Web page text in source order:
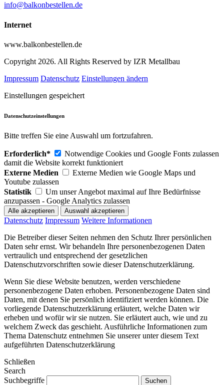
info@balkonbestellen.de
Internet
www.balkonbestellen.de
Copyright 2026. All Rights Reserved by IZR Metallbau
Impressum Datenschutz Einstellungen ändern
Einstellungen gespeichert
Datenschutzeinstellungen
Bitte treffen Sie eine Auswahl um fortzufahren.
Erforderlich*
Notwendige Cookies und Google Fonts zulassen
damit die Website korrekt funktioniert
Externe Medien
Externe Medien wie Google Maps und
Youtube zulassen
Statistik
Um unser Angebot maximal auf Ihre Bedürfnisse
anzupassen - Google Analytics zulassen
Datenschutz Impressum Weitere Informationen
Die Betreiber dieser Seiten nehmen den Schutz Ihrer persönlichen
Daten sehr ernst. Wir behandeln Ihre personenbezogenen Daten
vertraulich und entsprechend der gesetzlichen
Datenschutzvorschriften sowie dieser Datenschutzerklärung.
Wenn Sie diese Website benutzen, werden verschiedene
personenbezogene Daten erhoben. Personenbezogene Daten sind
Daten, mit denen Sie persönlich identifiziert werden können. Die
vorliegende Datenschutzerklärung erläutert, welche Daten wir
erheben und wofür wir sie nutzen. Sie erläutert auch, wie und zu
welchem Zweck das geschieht. Ausführliche Informationen zum
Thema Datenschutz entnehmen Sie unserer unter diesem Text
aufgeführten Datenschutzerklärung
Schließen
Search
Suchbegriffe